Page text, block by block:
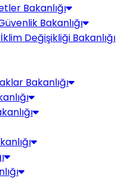
Bakanlığı
Bakanlığı
Değişikliği Bakanlığı
Bakanlığı